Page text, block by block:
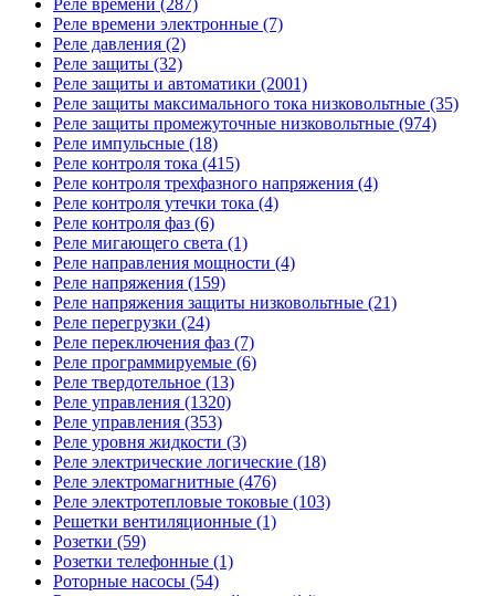
Реле времени электронные (7)
Реле давления (2)
Реле защиты (32)
Реле защиты и автоматики (2001)
Реле защиты максимального тока низковольтные (35)
Реле защиты промежуточные низковольтные (974)
Реле импульсные (18)
Реле контроля тока (415)
Реле контроля трехфазного напряжения (4)
Реле контроля утечки тока (4)
Реле контроля фаз (6)
Реле мигающего света (1)
Реле направления мощности (4)
Реле напряжения (159)
Реле напряжения защиты низковольтные (21)
Реле перегрузки (24)
Реле переключения фаз (7)
Реле программируемые (6)
Реле твердотельное (13)
Реле управления (1320)
Реле управления (353)
Реле уровня жидкости (3)
Реле электрические логические (18)
Реле электромагнитные (476)
Реле электротепловые токовые (103)
Решетки вентиляционные (1)
Розетки (59)
Розетки телефонные (1)
Роторные насосы (54)